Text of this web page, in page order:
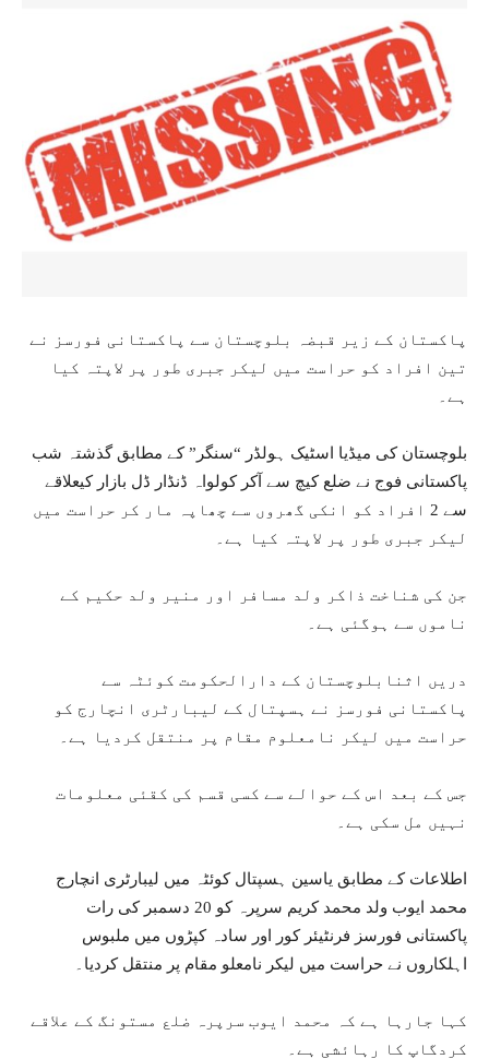
پاکستان کے زیر قبضہ بلوچستان سے پاکستانی فورسز نے
تین افراد کو حراست میں لیکر جبری طور پر لاپتہ کیا
ہے۔
بلوچستان کی میڈیا اسٹیک ہولڈر “سنگر” کے مطابق گذشتہ شب
پاکستانی فوج نے ضلع کیچ سے آکر کولواہ ڈنڈار ڈل بازار کیعلاقے
سے 2 افراد کو انکی گھروں سے چھاپہ مار کر حراست میں
لیکر جبری طور پر لاپتہ کیا ہے۔
جن کی شناخت ذاکر ولد مسافر اور منیر ولد حکیم کے
ناموں سے ہوگئی ہے۔
دریں اثنابلوچستان کے دارالحکومت کوئٹہ سے
پاکستانی فورسز نے ہسپتال کے لیبارٹری انچارج کو
حراست میں لیکر نامعلوم مقام پر منتقل کردیا ہے۔
جس کے بعد اس کے حوالے سے کسی قسم کی کقئی معلومات
نہیں مل سکی ہے۔
اطلاعات کے مطابق یاسین ہسپتال کوئٹہ میں لیبارٹری انچارج
محمد ایوب ولد محمد کریم سرپرہ کو 20 دسمبر کی رات
پاکستانی فورسز فرنٹیئر کور اور سادہ کپڑوں میں ملبوس
اہلکاروں نے حراست میں لیکر نامعلو مقام پر منتقل کردیا۔
کہا جارہا ہے کہ محمد ایوب سرپرہ ضلع مستونگ کے علاقے
کردگاپ کا رہائشی ہے۔